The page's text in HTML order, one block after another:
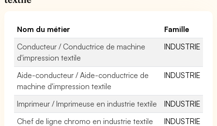
Nom du métier
Famille
Conducteur / Conductrice de machine
d'impression textile
INDUSTRIE
Aide-conducteur / Aide-conductrice de
machine d'impression textile
INDUSTRIE
Imprimeur / Imprimeuse en industrie textile
INDUSTRIE
Chef de ligne chromo en industrie textile
INDUSTRIE